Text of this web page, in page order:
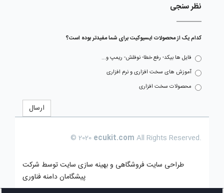
نظر سنجی
کدام یک از محصولات ایسیوکیت برای شما مفیدتر بوده است؟
فایل ها بیکد- رفع خطا- نوفلش- ریمپ و...
آموزش های سخت افزاری و نرم افزاری
محصولات سخت افزاری
ارسال
© 2020 ecukit.com All Rights Reserved.
طراحی سایت فروشگاهی و بهینه سازی سایت توسط شرکت
پیشگامان دامنه فناوری